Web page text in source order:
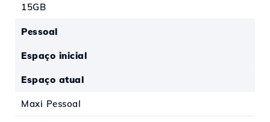
15GB
Pessoal
Espaço inicial
Espaço atual
Maxi Pessoal